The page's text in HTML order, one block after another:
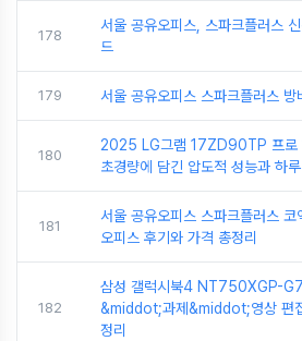
178
서울 공유오피스, 스파크플러스
드
179 서울 공유오피스 스파크플러스 방
180
2025 LG그램 17ZD90TP 프로
초경량에 담긴 압도적 성능과 하
181
서울 공유오피스 스파크플러스
오피스 후기와 가격 총정리
182
삼성 갤럭시북4 NT750XGP-
&middot;과제&middot;영상 편
정리